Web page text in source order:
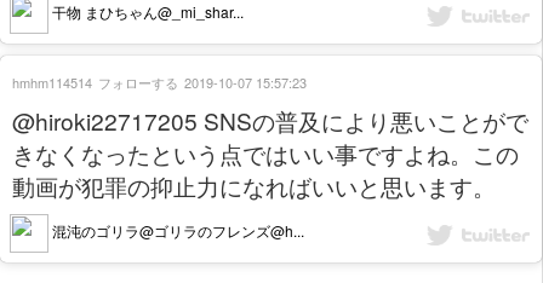
干物 まひちゃん@_mi_shar...
@hiroki22717205 SNSの普及により悪いことがで
きなくなったという点ではいい事ですよね。この
動画が犯罪の抑止力になればいいと思います。
混沌のゴリラ@ゴリラのフレンズ@h...
hmhm114514 フォローする 2019-10-07 15:57:23